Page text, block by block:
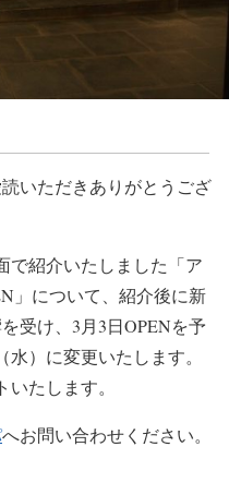
いただきありがとうござ
で紹介いたしました「ア
」について、紹介後に新
受け、3月3日OPENを予
）に変更いたします。
たします。
へお問い合わせください。